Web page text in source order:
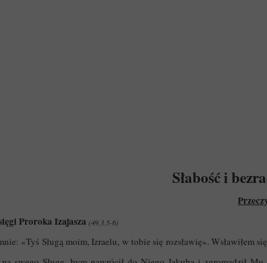
Słabość i
Proroka Izajasza (49,3,5-6)
«Tyś Sługą moim, Izraelu, w tobie się rozsławię». Wsławiłem